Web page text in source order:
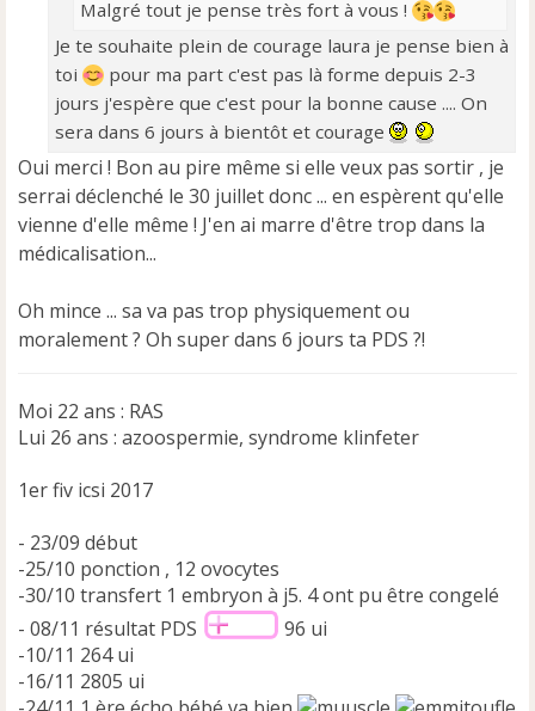
Malgré tout je pense très fort à vous !
Je te souhaite plein de courage laura je pense bien à
toi
pour ma part c'est pas là forme depuis 2-3
jours j'espère que c'est pour la bonne cause .... On
sera dans 6 jours à bientôt et courage
Oui merci ! Bon au pire même si elle veux pas sortir , je
serrai déclenché le 30 juillet donc ... en espèrent qu'elle
vienne d'elle même ! J'en ai marre d'être trop dans la
médicalisation...
Oh mince ... sa va pas trop physiquement ou
moralement ? Oh super dans 6 jours ta PDS ?!
Moi 22 ans : RAS
Lui 26 ans : azoospermie, syndrome klinfeter
1er fiv icsi 2017
- 23/09 début
-25/10 ponction , 12 ovocytes
-30/10 transfert 1 embryon à j5. 4 ont pu être congelé
- 08/11 résultat PDS
96 ui
-10/11 264 ui
-16/11 2805 ui